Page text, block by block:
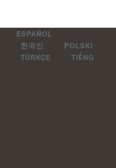
ESPAÑOL
한국인
POLSKI
TÜRKÇE
TIẾNG